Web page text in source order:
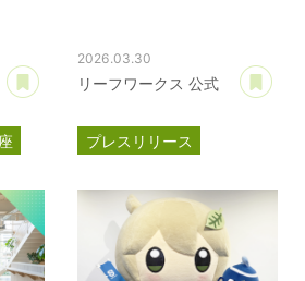
あとで読む
2026.03.30
リーフワークス 公式
プレスリリース